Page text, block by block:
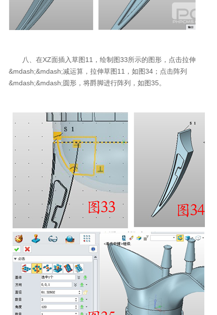
八、在XZ面插入草图11，绘制图33所示的图形，点击拉伸
&mdash;&mdash;减运算，拉伸草图11，如图34；点击阵列
&mdash;&mdash;圆形，将爵脚进行阵列，如图35。